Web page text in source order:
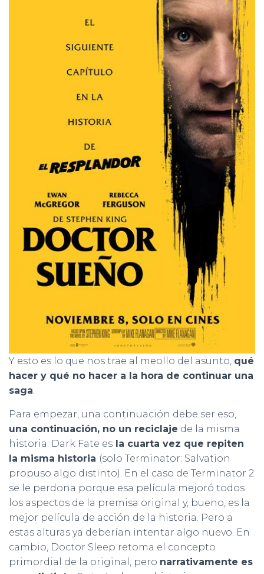
Y esto es lo que nos trae al meollo del asunto, qué
hacer y qué no hacer a la hora de continuar una
saga.
Para empezar, una continuación debe ser eso,
una continuación, no un reciclaje de la misma
historia. Dark Fate es la cuarta vez que repiten
la misma historia (solo Terminator: Salvation
propuso algo distinto). En el caso de Terminator 2
se le perdona porque esa película mejoró todos
los aspectos de la premisa original y, bueno, es la
mejor película de acción de la historia. Pero a
estas alturas ya deberían intentar algo nuevo. En
cambio, Doctor Sleep retoma el concepto
primordial de la original, pero narrativamente es